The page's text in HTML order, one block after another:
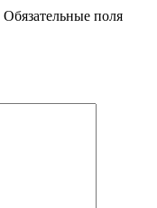
Обязательные поля